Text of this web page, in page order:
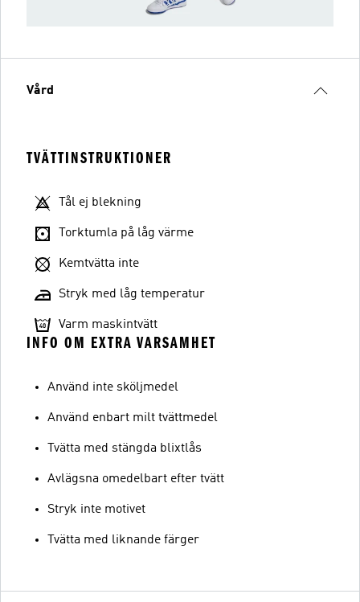
Vård
TVÄTTINSTRUKTIONER
Tål ej blekning
Torktumla på låg värme
Kemtvätta inte
Stryk med låg temperatur
Varm maskintvätt
INFO OM EXTRA VARSAMHET
Använd inte sköljmedel
Använd enbart milt tvättmedel
Tvätta med stängda blixtlås
Avlägsna omedelbart efter tvätt
Stryk inte motivet
Tvätta med liknande färger